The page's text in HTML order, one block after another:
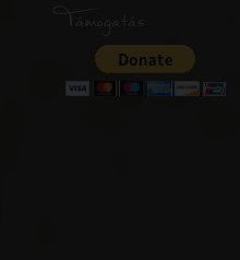
Támogatás